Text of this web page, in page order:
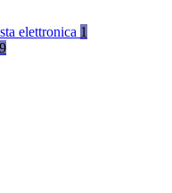
elettronica 1
9